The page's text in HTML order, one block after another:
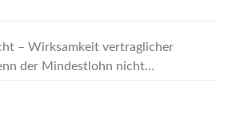
– Wirksamkeit vertraglicher
der Mindestlohn nicht